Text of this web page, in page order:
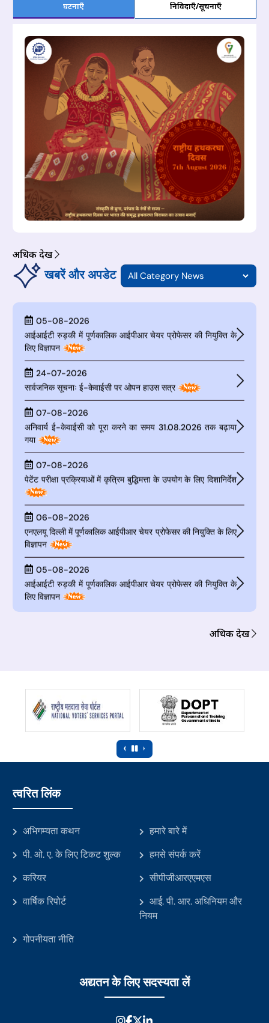
घटनाएँ निविदाएँ/सूचनाएँ
अधिक देखें
खबरें और अपडेट
07-08-2026
अनिवार्य ई-केवाईसी को पूरा करने का समय 31.08.2026 तक बढ़ाया
गया
पेटेंट परीक्षा प्रक्रियाओं में कृत्रिम बुद्धिमत्ता के उपयोग के लिए दिशानिर्देश
एनएलयू दिल्ली में पूर्णकालिक आईपीआर चेयर प्रोफेसर की नियुक्ति के लिए
विज्ञापन
आईआईटी रुड़की में पूर्णकालिक आईपीआर चेयर प्रोफेसर की नियुक्ति के
लिए विज्ञापन
24-07-2026
सार्वजनिक सूचनाः ई-केवाईसी पर ओपन हाउस सत्र
07-08-2026
अनिवार्य ई-केवाईसी को पूरा करने का समय 31.08.2026 तक बढ़ाया
गया
07-08-2026
पेटेंट परीक्षा प्रक्रियाओं में कृत्रिम बुद्धिमत्ता के उपयोग के लिए दिशानिर्देश
06-08-2026
एनएलयू दिल्ली में पूर्णकालिक आईपीआर चेयर प्रोफेसर की नियुक्ति के लिए
विज्ञापन
05-08-2026
आईआईटी रुड़की में पूर्णकालिक आईपीआर चेयर प्रोफेसर की नियुक्ति के
लिए विज्ञापन
24-07-2026
PUBLIC NOTICE : Open House Session on e-KYC
अधिक देखें
‹ ›
त्वरित लिंक
अभिगम्यता कथन
हमारे बारे में
पी. ओ. ए. के लिए टिकट शुल्क
हमसे संपर्क करें
करियर
सीपीजीआरएएमएस
वार्षिक रिपोर्ट
आई. पी. आर. अधिनियम और
नियम
गोपनीयता नीति
अद्यतन के लिए सदस्यता लें